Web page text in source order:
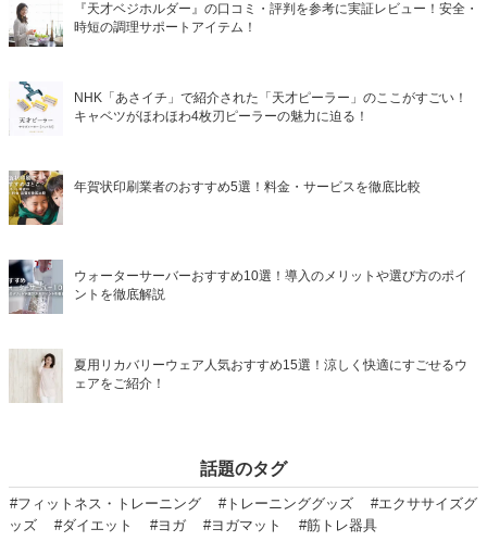
『天才ベジホルダー』の口コミ・評判を参考に実証レビュー！安全・
時短の調理サポートアイテム！
NHK「あさイチ」で紹介された「天才ピーラー」のここがすごい！
キャベツがほわほわ4枚刃ピーラーの魅力に迫る！
年賀状印刷業者のおすすめ5選！料金・サービスを徹底比較
ウォーターサーバーおすすめ10選！導入のメリットや選び方のポイ
ントを徹底解説
夏用リカバリーウェア人気おすすめ15選！涼しく快適にすごせるウ
ェアをご紹介！
話題のタグ
#フィットネス・トレーニング #トレーニンググッズ
#エクササイズグ
ッズ
#ダイエット #ヨガ #ヨガマット #筋トレ器具